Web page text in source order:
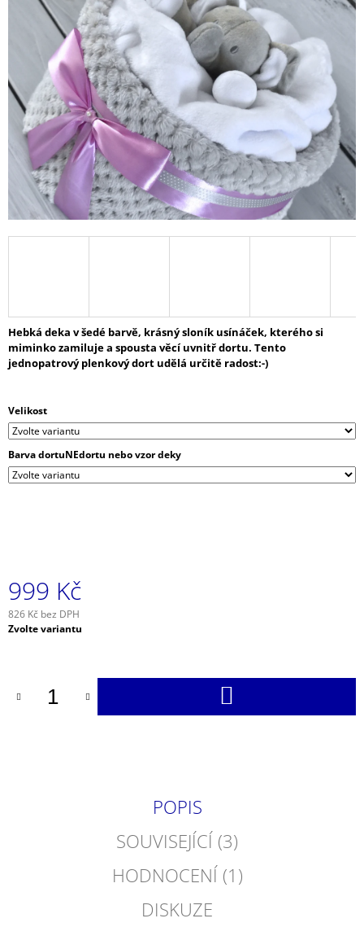
hvězdiček.
Hebká deka v šedé barvě, krásný sloník usínáček, kterého si
miminko zamiluje a spousta věcí uvnitř dortu. Tento
jednopatrový plenkový dort udělá určitě radost:-)
Velikost
Barva dortuNEdortu nebo vzor deky
999 Kč
826 Kč bez DPH
Měrná
Zvolte variantu
POPIS
SOUVISEJÍCÍ (3)
HODNOCENÍ (1)
DISKUZE
?
HLEDAT
R
U
Č
U
M
E
KARTIČKA
SE